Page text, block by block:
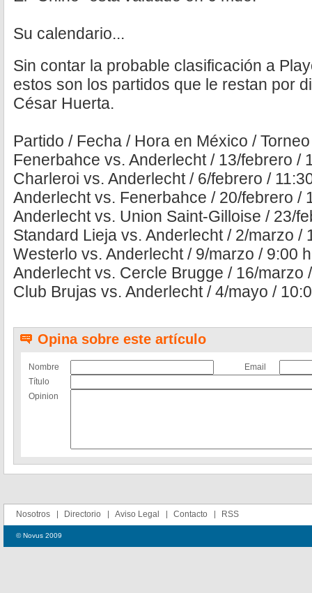
Su calendario...
Sin contar la probable clasificación a
estos son los partidos que le restan por
César Huerta.
Partido / Fecha / Hora en México / Torneo
Fenerbahce vs. Anderlecht / 13/febrero /
Charleroi vs. Anderlecht / 6/febrero /
Anderlecht vs. Fenerbahce / 20/febrero /
Anderlecht vs. Union Saint-Gilloise / 23/
Standard Lieja vs. Anderlecht / 2/marzo /
Westerlo vs. Anderlecht / 9/marzo / 9:00
Anderlecht vs. Cercle Brugge / 16/marzo
Club Brujas vs. Anderlecht / 4/mayo /
Opina sobre este artículo
Nombre
Email
Título
Opinion
Nosotros Directorio Aviso Legal Contacto RSS
© Novus 2009